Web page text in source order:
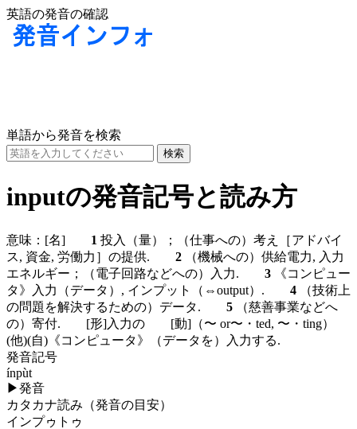
英語の発音の確認
単語から発音を検索
inputの発音記号と読み方
意味： [名] 1 投入（量）；（仕事への）考え［アドバイ
ス, 資金, 労働力］の提供. 2 （機械への）供給電力, 入力
エネルギー；（電子回路などへの）入力. 3 《コンピュー
タ》入力（データ）, インプット（⇔output）. 4 （技術上
の問題を解決するための）データ. 5 （慈善事業などへ
の）寄付. [形]入力の [動] （〜 or〜・ted, 〜・ting）
(他)(自) 《コンピュータ》（データを）入力する.
発音記号
ínpùt
▶発音
カタカナ読み（発音の目安）
インプゥトゥ